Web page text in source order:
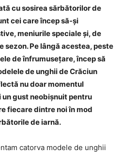
cu sosirea sărbătorilor de
cei care încep să-și
meniurile speciale și, de
sezon. Pe lângă acestea, peste
de înfrumusețare, încep să
de unghii de Crăciun
nu doar momentul
gust neobișnuit pentru
fiecare dintre noi în mod
de iarnă.
catorva modele de unghii